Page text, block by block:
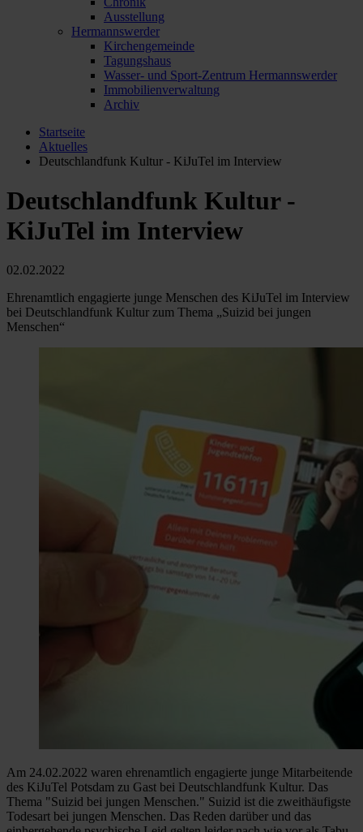
Ausstellung
Hermannswerder
Kirchengemeinde
Tagungshaus
Wasser- und Sport-Zentrum Hermannswerder
Immobilienverwaltung
Archiv
Startseite
Aktuelles
Deutschlandfunk Kultur - KiJuTel im Interview
Deutschlandfunk Kultur -
KiJuTel im Interview
02.02.2022
Ehrenamtlich engagierte junge Menschen des KiJuTel im Interview
bei Deutschlandfunk Kultur zum Thema „Suizid bei jungen
Menschen“
Am 24.02.2022 waren ehrenamtlich engagierte junge Mitarbeitende
des KiJuTel Potsdam zu Gast bei Deutschlandfunk Kultur. Das
Thema "Suizid bei jungen Menschen." Suizid ist die zweithäufigste
Todesart bei jungen Menschen. Das Reden darüber und das